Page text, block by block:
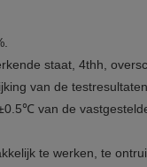
staat, 4thh,
van de
van de
te werken, te